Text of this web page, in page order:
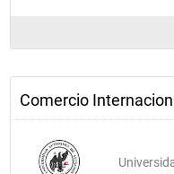
Comercio